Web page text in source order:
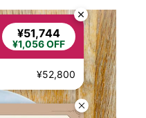
¥51,744
¥1,056 OFF
¥52,800